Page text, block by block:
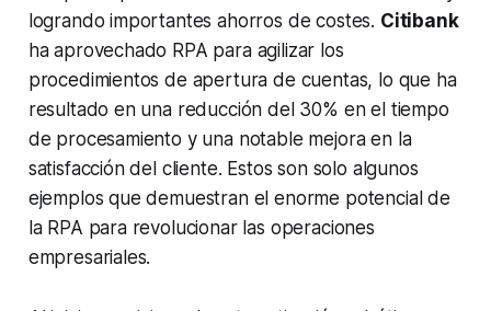
logrando importantes ahorros de costes. Citibank
ha aprovechado RPA para agilizar los
procedimientos de apertura de cuentas, lo que ha
resultado en una reducción del 30% en el tiempo
de procesamiento y una notable mejora en la
satisfacción del cliente. Estos son solo algunos
ejemplos que demuestran el enorme potencial de
la RPA para revolucionar las operaciones
empresariales.